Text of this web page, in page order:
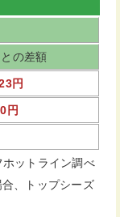
の差額
円
円
ットライン調べ
、トップシーズ